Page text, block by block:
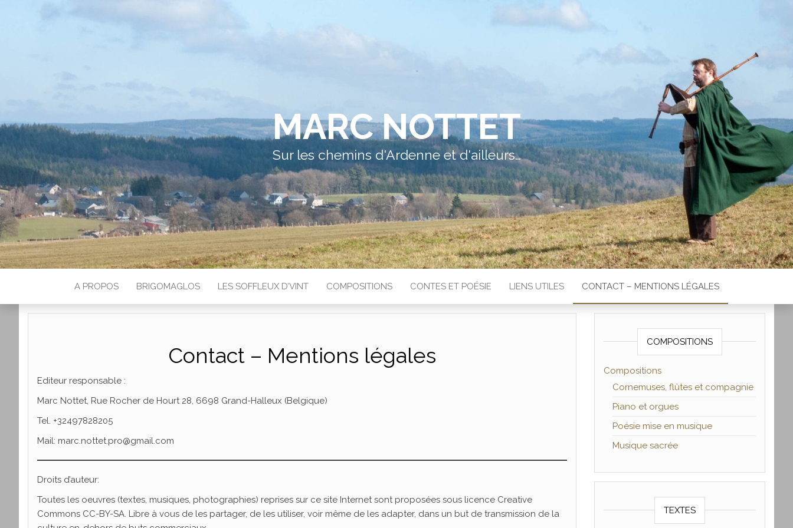
MARC NOTTET
Sur les chemins d'Ardenne et d'ailleurs…
A PROPOS BRIGOMAGLOS LES SOFFLEUX D’VINT COMPOSITIONS CONTES ET POÉSIE LIENS UTILES CONTACT – MENTIONS LÉGALES
Contact – Mentions légales
Editeur responsable :
Marc Nottet, Rue Rocher de Hourt 28, 6698 Grand-Halleux (Belgique)
Tel. +32497828205
Mail: marc.nottet.pro@gmail.com
Droits d’auteur:
Toutes les oeuvres (textes, musiques, photographies) reprises sur ce site Internet sont proposées sous licence Creative
Commons CC-BY-SA. Libre à vous de les partager, de les utiliser, voir même de les adapter, dans un but de transmission de la
COMPOSITIONS
Compositions
Cornemuses, flûtes et compagnie
Piano et orgues
Poésie mise en musique
Musique sacrée
TEXTES